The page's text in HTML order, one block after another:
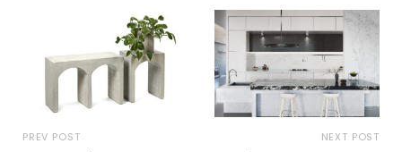
PREV POST NEXT POST